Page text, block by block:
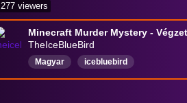
TheIceBlueBird
Magyar icebluebird
277 viewers